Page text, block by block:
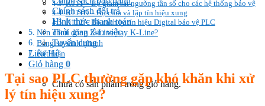
Chính sách đổi trả
Hình thức thanh toán
Thời gian làm việc
Tuyển dụng
Liên Hệ
Giỏ hàng 0
Chưa có sản phẩm trong giỏ hàng.
K111 – Bộ giám sát ngưỡng tần số cho các hệ thống bảo vệ
K111D – Bộ chia và lặp tín hiệu xung
K112 – Bộ cách ly tín hiệu Digital bảo vệ PLC
Nên chọn dòng Z-Line hay K-Line?
Bảng so sánh nhanh
Kết luận
Tại sao PLC thường gặp khó khăn khi xử
lý tín hiệu xung?